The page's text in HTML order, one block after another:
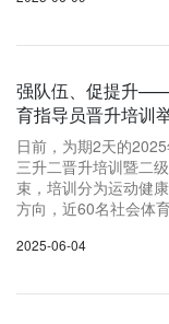
强队伍、促提升
育指导员晋升培训
日前，为期2天的
三升二晋升培训暨二
束，培训分为运动健
方向，近60名社会体
2025-06-04